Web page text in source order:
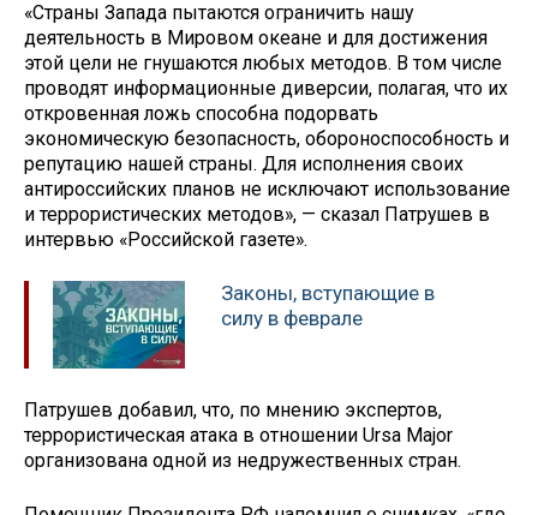
«Страны Запада пытаются ограничить нашу
деятельность в Мировом океане и для достижения
этой цели не гнушаются любых методов. В том числе
проводят информационные диверсии, полагая, что их
откровенная ложь способна подорвать
экономическую безопасность, обороноспособность и
репутацию нашей страны. Для исполнения своих
антироссийских планов не исключают использование
и террористических методов», — сказал Патрушев в
интервью «Российской газете».
Законы, вступающие в
силу в феврале
Патрушев добавил, что, по мнению экспертов,
террористическая атака в отношении Ursa Major
организована одной из недружественных стран.